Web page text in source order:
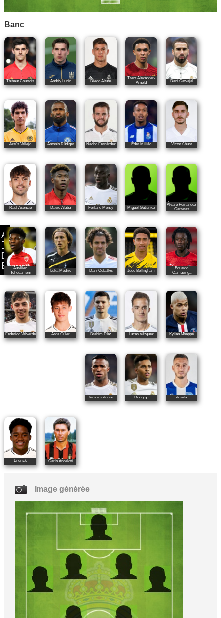
Banc
Thibaut Courtois Andriy Lunin Diego Altube
Trent Alexander-
Arnold
Dani Carvajal
Jesús Vallejo Antonio Rüdiger Nacho Fernández Éder Militão Victor Chust
Raúl Asencio David Alaba Ferland Mendy Miguel Gutiérrez
Álvaro Fernández
Carreras
Aurélien
Tchouaméni
Luka Modric Dani Ceballos Jude Bellingham
Eduardo
Camavinga
Federico Valverde Arda Güler Brahim Díaz Lucas Vázquez Kylian Mbappé
Vinícius Júnior Rodrygo Joselu
Endrick Carlo Ancelotti
Image générée